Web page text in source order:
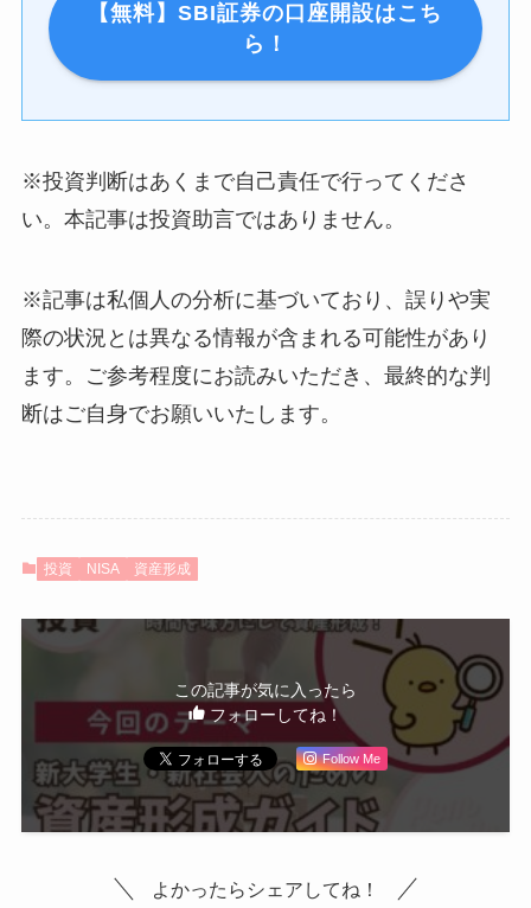
【無料】SBI証券の口座開設はこち
ら！
※投資判断はあくまで自己責任で行ってくださ
い。本記事は投資助言ではありません。
※記事は私個人の分析に基づいており、誤りや実
際の状況とは異なる情報が含まれる可能性があり
ます。ご参考程度にお読みいただき、最終的な判
断はご自身でお願いいたします。
投資 NISA 資産形成
この記事が気に入ったら
フォローしてね！
Follow Me
よかったらシェアしてね！